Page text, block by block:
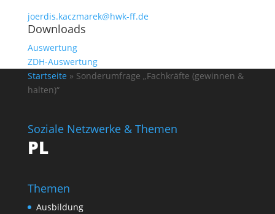
joerdis.kaczmarek@hwk-ff.de
Downloads
Auswertung
ZDH-Auswertung
Startseite » Sonderumfrage „Fachkräfte (gewinnen &
halten)“
Soziale Netzwerke & Themen
PL
Themen
Ausbildung